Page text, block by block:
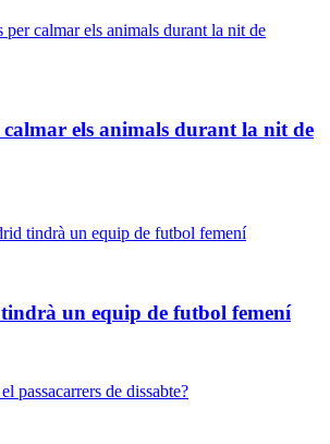
calmar els animals durant la nit de
un equip de futbol femení